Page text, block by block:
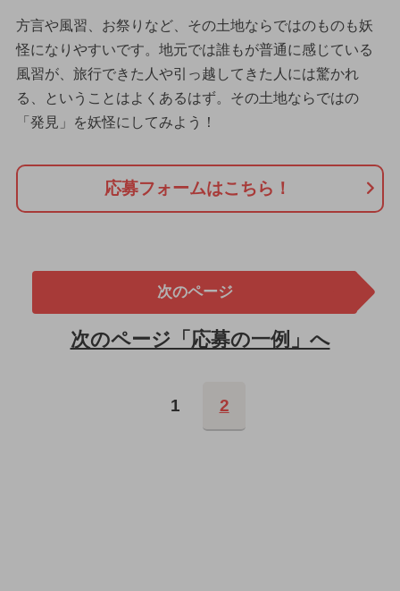
方言や風習、お祭りなど、その土地ならではのものも妖
怪になりやすいです。地元では誰もが普通に感じている
風習が、旅行できた人や引っ越してきた人には驚かれ
る、ということはよくあるはず。その土地ならではの
「発見」を妖怪にしてみよう！
応募フォームはこちら！
次のページ
次のページ「応募の一例」へ
1 2